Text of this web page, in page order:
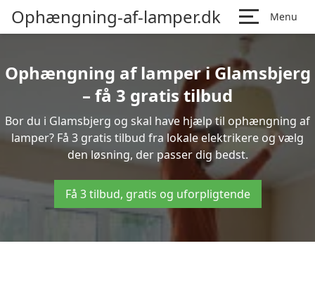
Ophængning-af-lamper.dk Menu
Ophængning af lamper i Glamsbjerg
– få 3 gratis tilbud
Bor du i Glamsbjerg og skal have hjælp til ophængning af
lamper? Få 3 gratis tilbud fra lokale elektrikere og vælg
den løsning, der passer dig bedst.
Få 3 tilbud, gratis og uforpligtende